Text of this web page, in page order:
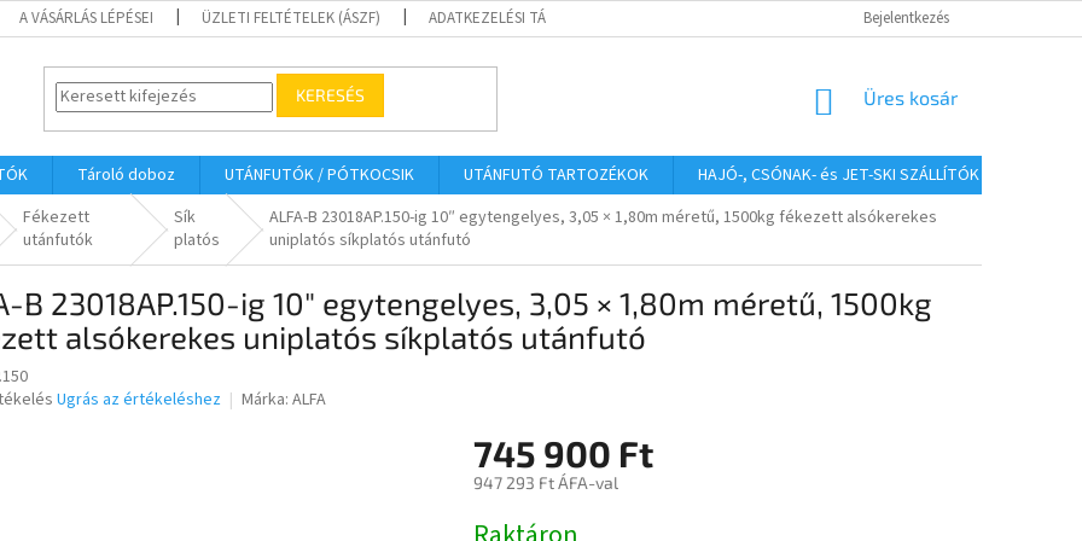
A VÁSÁRLÁS LÉPÉSEI ÜZLETI FELTÉTELEK (ÁSZF) ADATKEZELÉSI TÁJÉKOZTATÓ Bejelentkezés
KERESÉS KOSÁR
Üres kosár
Tároló doboz UTÁNFUTÓK / PÓTKOCSIK UTÁNFUTÓ TARTOZÉKOK HAJÓ-, CSÓNAK- és JET-SKI SZÁLLÍTÓK
Fékezett
utánfutók
Sík
platós
ALFA-B 23018AP.150-ig 10″ egytengelyes, 3,05 × 1,80m méretű, 1500kg fékezett alsókerekes
uniplatós síkplatós utánfutó
B 23018AP.150-ig 10″ egytengelyes, 3,05 × 1,80m méretű, 1500kg
alsókerekes uniplatós síkplatós utánfutó
Ugrás az értékeléshez Márka: ALFA
745 900 Ft
947 293 Ft ÁFA-val